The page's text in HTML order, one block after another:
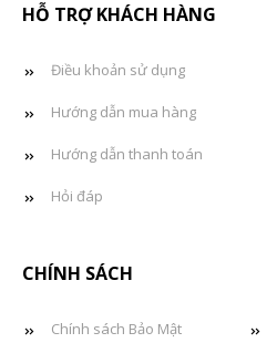
HỖ TRỢ KHÁCH HÀNG
Điều khoản sử dụng
Hướng dẫn mua hàng
Hướng dẫn thanh toán
Hỏi đáp
CHÍNH SÁCH
Chính sách Bảo Mật